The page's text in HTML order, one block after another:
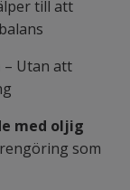
till att
– Utan att
med oljig
som